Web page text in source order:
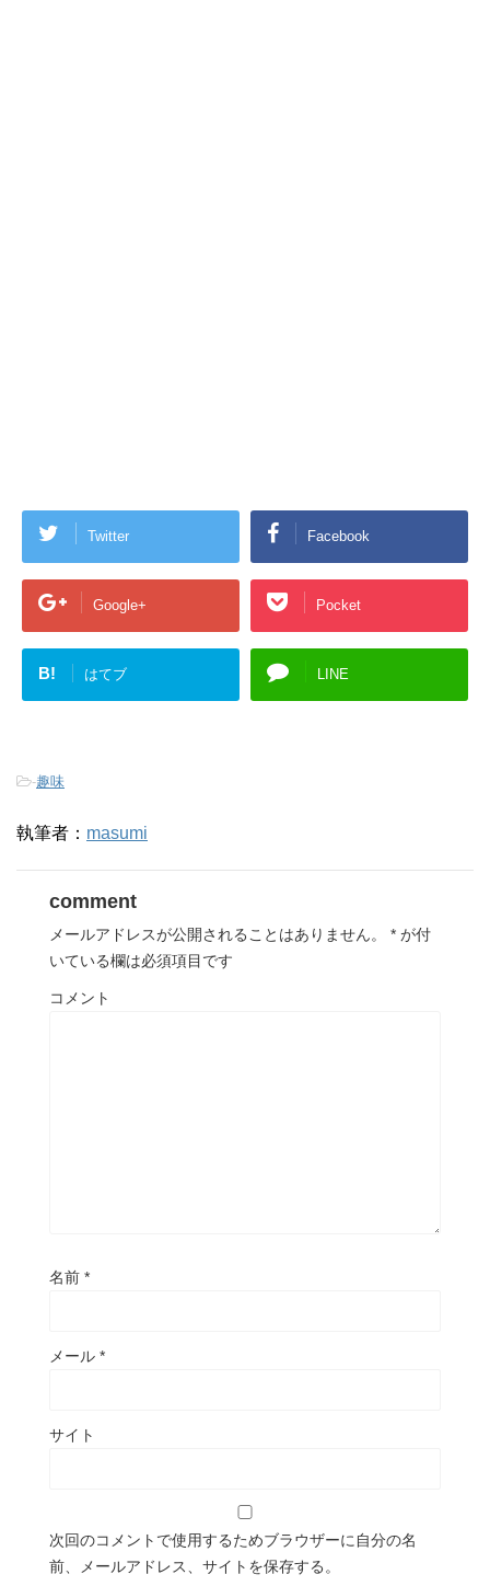
Twitter Facebook
Google+ Pocket
B! はてブ LINE
-趣味
執筆者： masumi
comment
メールアドレスが公開されることはありません。 * が付
いている欄は必須項目です
コメント
名前 *
メール *
サイト
次回のコメントで使用するためブラウザーに自分の名
前、メールアドレス、サイトを保存する。